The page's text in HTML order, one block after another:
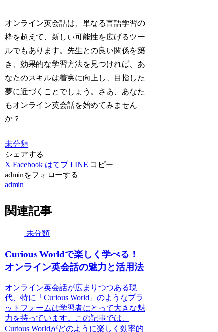
オンライン英会話は、単なる言語学習の
枠を超えて、新しい可能性を広げるツー
ルでもあります。先生との良い関係を築
き、効果的な学習方法を見つければ、あ
なたのスキルは着実に向上し、目指した
夢に近づくことでしょう。さあ、あなた
もオンライン英会話を始めてみません
か？
未分類
シェアする
X Facebook はてブ LINE コピー
adminをフォローする
admin
関連記事
未分類
Curious Worldで楽しく学べる！
オンライン英会話の魅力と活用法
オンライン英会話が広まりつつある現
代、特に「Curious World」のようなプラ
ットフォームは学習者にとって大きな魅
力を持っています。この記事では、
Curious Worldがどのように楽しく効率的